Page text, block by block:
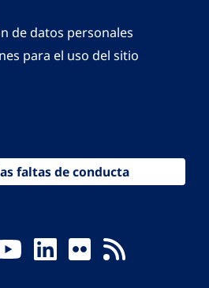
de datos personales
para el uso del sitio
faltas de conducta